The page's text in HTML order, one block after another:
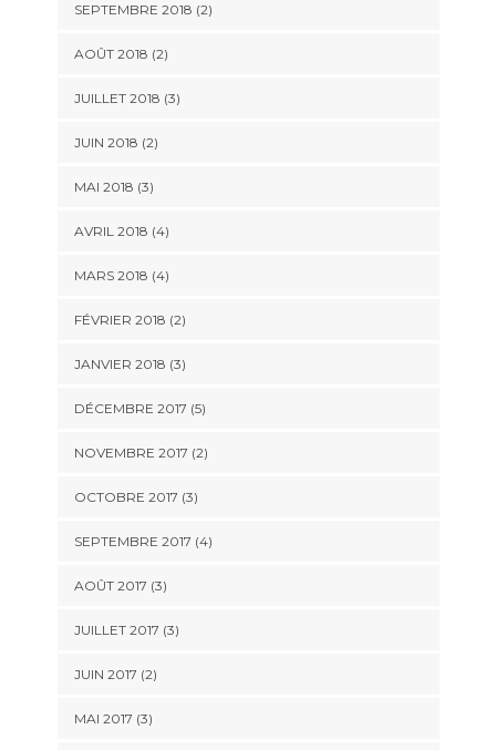
SEPTEMBRE 2018 (2)
AOÛT 2018 (2)
JUILLET 2018 (3)
JUIN 2018 (2)
MAI 2018 (3)
AVRIL 2018 (4)
MARS 2018 (4)
FÉVRIER 2018 (2)
JANVIER 2018 (3)
DÉCEMBRE 2017 (5)
NOVEMBRE 2017 (2)
OCTOBRE 2017 (3)
SEPTEMBRE 2017 (4)
AOÛT 2017 (3)
JUILLET 2017 (3)
JUIN 2017 (2)
MAI 2017 (3)